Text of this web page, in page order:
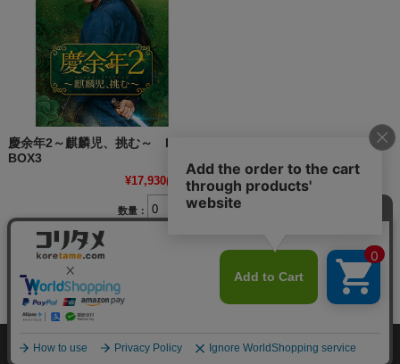
慶余年2～麒麟児、挑む～ DVD-
BOX3
¥17,930(税込)
数量： 個
個人情報の取り扱いについて 特定商取引法に関する表示
お客様の声